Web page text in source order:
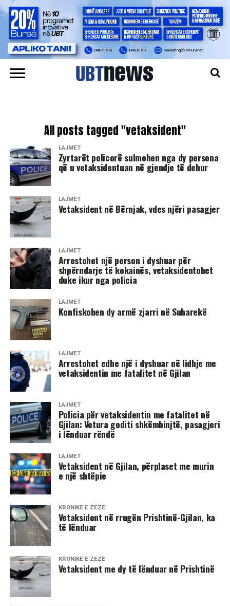
All posts tagged "vetaksident"
LAJMET
Zyrtarët policorë sulmohen nga dy persona
që u vetaksidentuan në gjendje të dehur
LAJMET
​Vetaksident në Bërnjak, vdes njëri pasagjer
LAJMET
​Arrestohet një person i dyshuar për
shpërndarje të kokainës, vetaksidentohet
duke ikur nga policia
LAJMET
​Konfiskohen dy armë zjarri në Suharekë
LAJMET
​Arrestohet edhe një i dyshuar në lidhje me
vetaksidentin me fatalitet në Gjilan
LAJMET
​Policia për vetaksidentin me fatalitet në
Gjilan: Vetura goditi shkëmbinjtë, pasagjeri
i lënduar rëndë
LAJMET
​Vetaksident në Gjilan, përplaset me murin
e një shtëpie
KRONIKË E ZEZË
Vetaksident në rrugën Prishtinë-Gjilan, ka
të lënduar
KRONIKË E ZEZË
Vetaksident me dy të lënduar në Prishtinë